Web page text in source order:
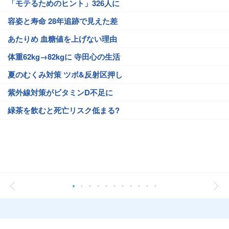
「モテるためのヒント」326人に
容姿と寿命 28年追跡で見えた差
あたりめ 血糖値を上げない理由
体重62kg→82kgに 寺田心の生活
夏のむくみ対策 ツボ&反射区押し
紫外線対策がビタミンD不足に
緑茶を飲むと死亡リスク低まる?